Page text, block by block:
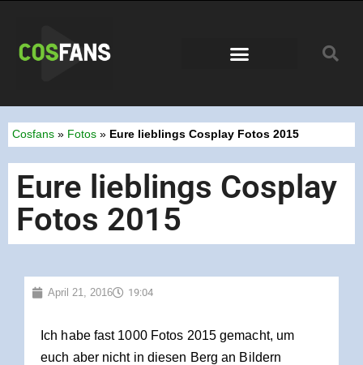
Cosfans » Fotos » Eure lieblings Cosplay Fotos 2015
Eure lieblings Cosplay
Fotos 2015
April 21, 2016 19:04
Ich habe fast 1000 Fotos 2015 gemacht, um
euch aber nicht in diesen Berg an Bildern